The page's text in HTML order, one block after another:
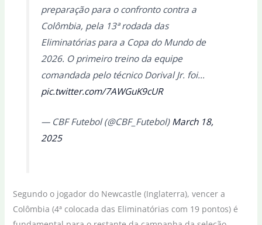
preparação para o confronto contra a
Colômbia, pela 13ª rodada das
Eliminatórias para a Copa do Mundo de
2026. O primeiro treino da equipe
comandada pelo técnico Dorival Jr. foi…
pic.twitter.com/7AWGuK9cUR
— CBF Futebol (@CBF_Futebol)March 18,
2025
Segundo o jogador do Newcastle (Inglaterra), vencer a
Colômbia (4ª colocada das Eliminatórias com 19 pontos) é